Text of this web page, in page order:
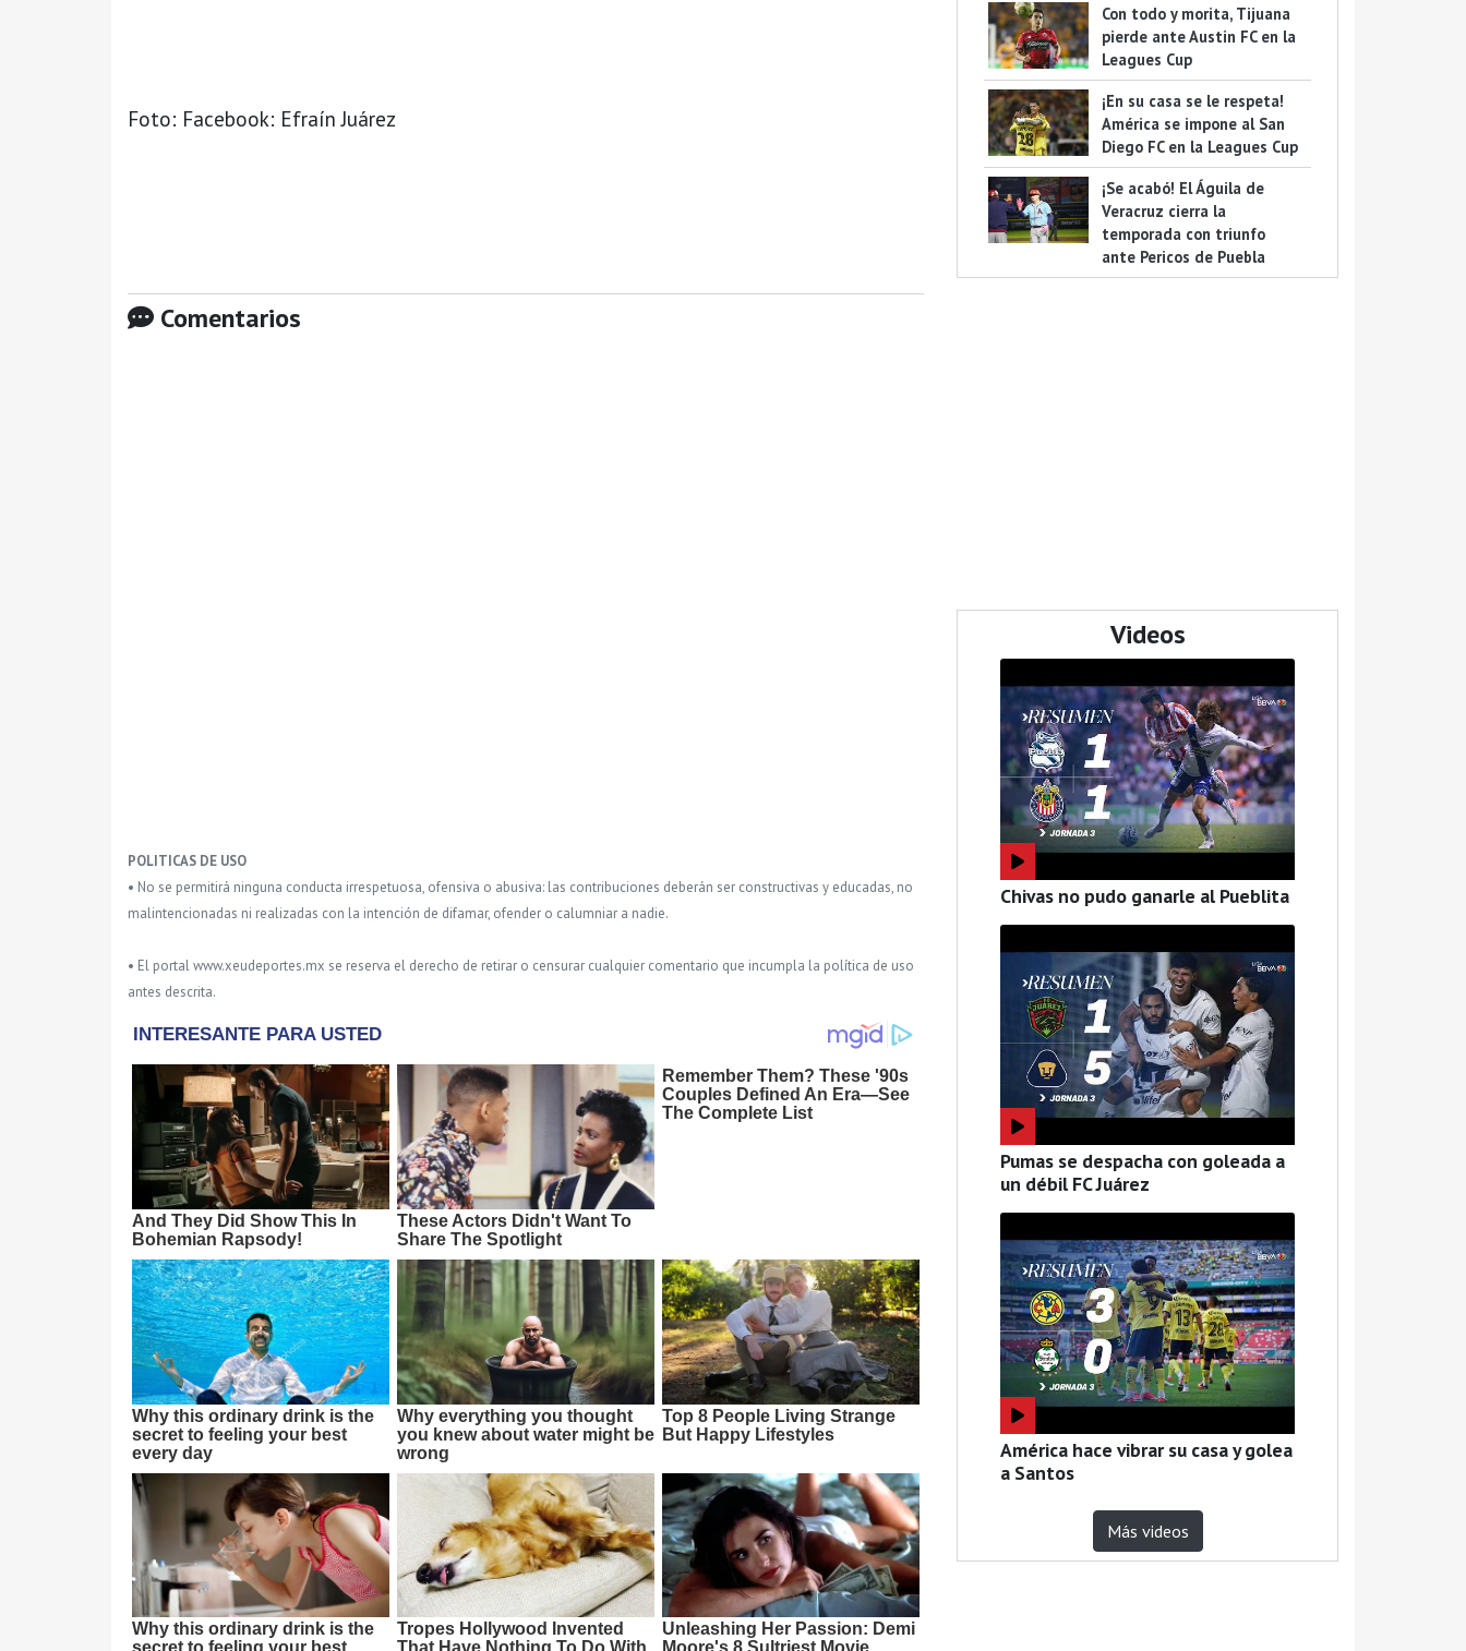
Foto: Facebook: Efraín Juárez
Comentarios
POLITICAS DE USO
• No se permitirá ninguna conducta irrespetuosa, ofensiva o abusiva: las contribuciones deberán ser constructivas y educadas, no
malintencionadas ni realizadas con la intención de difamar, ofender o calumniar a nadie.
• El portal www.xeudeportes.mx se reserva el derecho de retirar o censurar cualquier comentario que incumpla la política de uso
antes descrita.
Con todo y morita, Tijuana
pierde ante Austin FC en la
Leagues Cup
¡En su casa se le respeta!
América se impone al San
Diego FC en la Leagues Cup
¡Se acabó! El Águila de
Veracruz cierra la
temporada con triunfo
ante Pericos de Puebla
Videos
Chivas no pudo ganarle al Pueblita
Pumas se despacha con goleada a
un débil FC Juárez
América hace vibrar su casa y golea
a Santos
Más videos